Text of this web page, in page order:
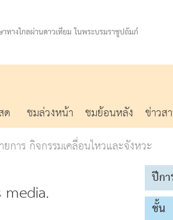
ด ชมล่วงหน้า ชมย้อนหลัง ข่าวส
ยการ กิจกรรมเคลื่อนไหวและจังหวะ
ปีก
ชั้น